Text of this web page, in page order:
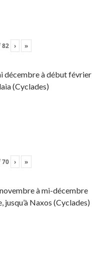
82 › »
décembre à début février
(Cyclades)
70 › »
à mi-décembre
jusqu’à Naxos (Cyclades)